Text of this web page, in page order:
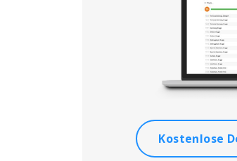
Kostenlose